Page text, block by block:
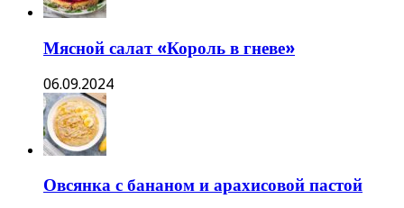
Мясной салат «Король в гневе»
06.09.2024
Овсянка с бананом и арахисовой пастой